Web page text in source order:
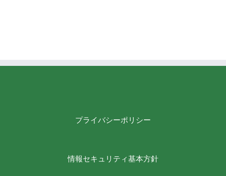
プライバシーポリシー
情報セキュリティ基本方針